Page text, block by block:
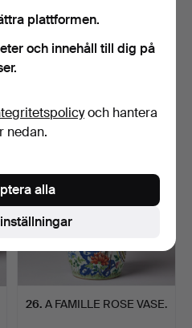
FAMILLE ROSE
26. A FAMILLE ROSE VASE.
plattformen.
och innehåll till dig på
och hantera
nedan.
alla